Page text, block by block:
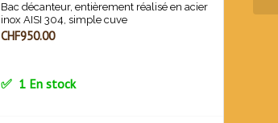
Bac décanteur, entièrement réalisé en acier
inox AISI 304, simple cuve
CHF950.00
1 En stock